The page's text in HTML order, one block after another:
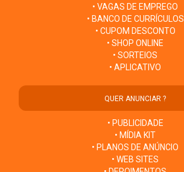
• VAGAS DE EMPREGO
• BANCO DE CURRÍCULOS
• CUPOM DESCONTO
• SHOP ONLINE
• SORTEIOS
• APLICATIVO
QUER ANUNCIAR ?
• PUBLICIDADE
• MÍDIA KIT
• PLANOS DE ANÚNCIO
• WEB SITES